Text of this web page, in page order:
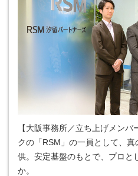
【大阪事務所／立ち上げメン
クの「RSM」の一員として、
供。安定基盤のもとで、プロと
か。